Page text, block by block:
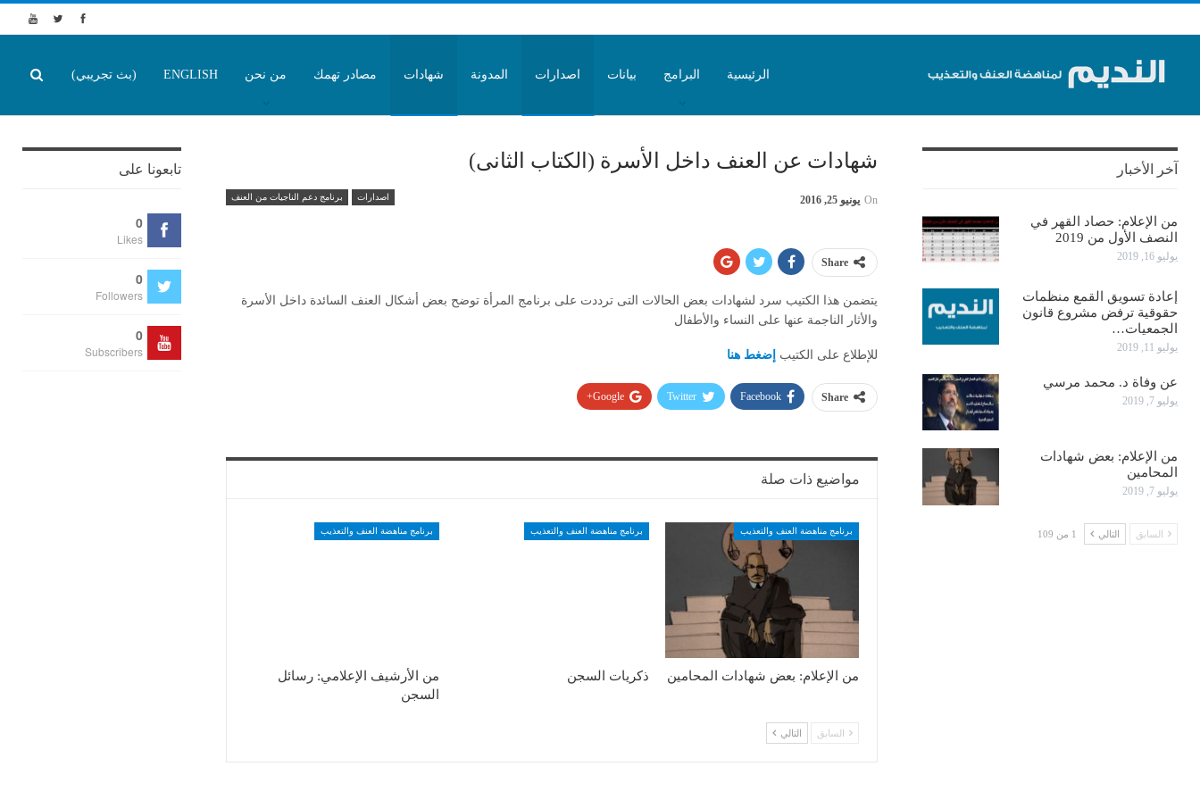
الرئيسية البرامج بيانات اصدارات المدونة شهادات مصادر تهمك من نحن ENGLISH (بث تجريبي)
شهادات عن العنف داخل الأسرة (الكتاب الثانى)
اصدارات برنامج دعم الناجيات من العنف On يونيو 25, 2016
Share
يتضمن هذا الكتيب سرد لشهادات بعض الحالات التى ترددت على برنامج المرأة توضح بعض أشكال العنف السائدة داخل الأسرة
والأثار الناجمة عنها على النساء والأطفال
للإطلاع على الكتيب إضغط هنا
Share
Facebook
Twitter
Google+
مواضيع ذات صلة
برنامج مناهضة العنف والتعذيب
من الإعلام: بعض شهادات المحامين
برنامج مناهضة العنف والتعذيب
ذكريات السجن
برنامج مناهضة العنف والتعذيب
من الأرشيف الإعلامي: رسائل
السجن
السابق التالي
تابعونا على
0
Likes
0
Followers
0
Subscribers
آخر الأخبار
من الإعلام: حصاد القهر في
النصف الأول من 2019
يوليو 16, 2019
إعادة تسويق القمع منظمات
حقوقية ترفض مشروع قانون
الجمعيات…
يوليو 11, 2019
عن وفاة د. محمد مرسي
يوليو 7, 2019
من الإعلام: بعض شهادات
المحامين
يوليو 7, 2019
السابق التالي 1 من 109